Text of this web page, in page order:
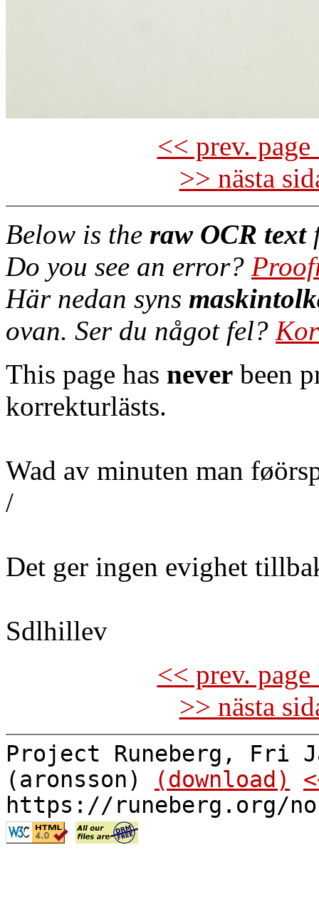
<< prev.
>> nästa
Below is the raw OCR text
Do you see an error?
Här nedan syns
ovan. Ser du något fel?
This page has never been
korrekturlästs.
Wad av minuten man
/
Det ger ingen evighet
Sdlhillev
<< prev.
>> nästa
Project Runeberg, Fri
(aronsson)
(download)
https://runeberg.org/